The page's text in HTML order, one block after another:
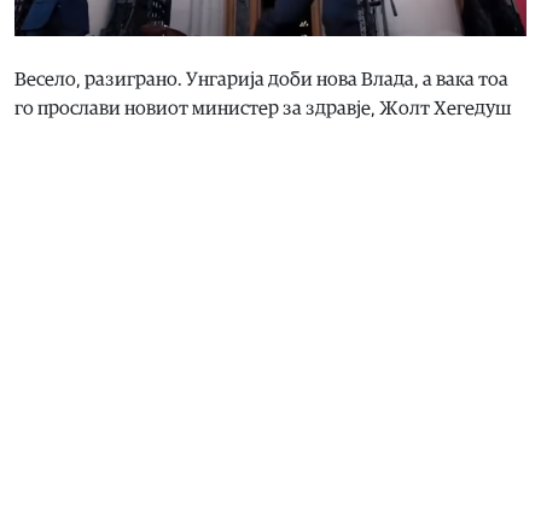
Весело, разиграно. Унгарија доби нова Влада, а вака тоа
го прослави новиот министер за здравје, Жолт Хегедуш